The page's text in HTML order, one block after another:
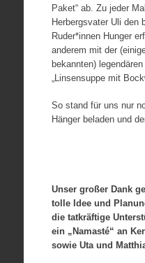
Paket“ ab. Zu jeder
Herbergsvater Uli den
Ruder*innen Hunger
anderem mit der
bekannten)
„Linsensuppe mit
So stand für uns nur
Hänger beladen und
Unser großer Dank
tolle Idee und
die tatkräftige
ein „Namasté“ an
sowie Uta und